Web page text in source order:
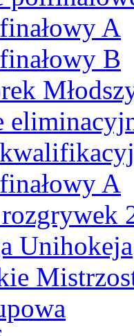
A
B
A
Unihokeja